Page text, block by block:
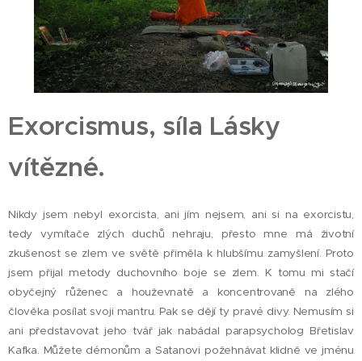
Exorcismus, síla Lásky
vítězné.
Nikdy jsem nebyl exorcista, ani jím nejsem, ani si na exorcistu,
tedy vymítače zlých duchů nehraju, přesto mne má životní
zkušenost se zlem ve světě přiměla k hlubšímu zamyšlení. Proto
jsem přijal metody duchovního boje se zlem. K tomu mi stačí
obyčejný růženec a houževnatě a koncentrovaně na zlého
člověka posílat svoji mantru. Pak se dějí ty pravé divy. Nemusím si
ani představovat jeho tvář jak nabádal parapsycholog Břetislav
Kafka. Můžete démonům a Satanovi požehnávat klidně ve jménu